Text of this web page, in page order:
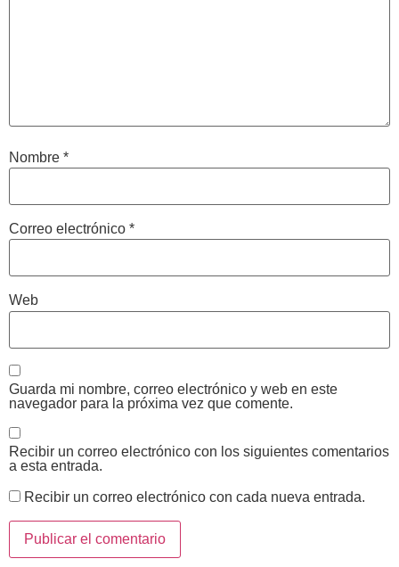
Nombre *
Correo electrónico *
Web
Guarda mi nombre, correo electrónico y web en este
navegador para la próxima vez que comente.
Recibir un correo electrónico con los siguientes comentarios
a esta entrada.
Recibir un correo electrónico con cada nueva entrada.